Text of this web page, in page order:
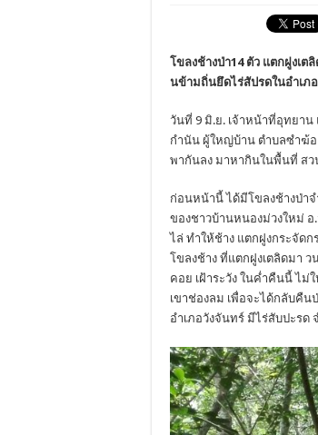
โขลงช้างป่า14 ตัว แตกฝูงเต
นข้ามถิ่นยึดไร่สัปรดในอำเภอ
วันที่ 9 มิ.ย. เจ้าหน้าที่อุทยาน
กำนัน ผู้ใหญ่บ้าน ตำบลซำฆ้อ
พากันลง มาหากินในพื้นที่ สว
ก่อนหน้านี้ ได้มีโขลงช้างป่าจ
ของชาวบ้านหนองม่วงใหม่
ไล่ ทำให้ช้าง แตกฝูงกระจัด
โขลงช้าง ที่แตกฝูงเตลิดมา
คอย เฝ้าระวัง ในค่ำคืนนี้ ไ
เขาช่องลม เพื่อจะได้กลับคืน
อำเภอวังจันทร์ มีไร่สับปะรด